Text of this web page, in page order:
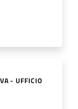
- UFFICIO